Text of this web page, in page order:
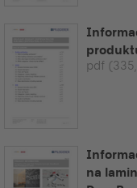
pdf
na